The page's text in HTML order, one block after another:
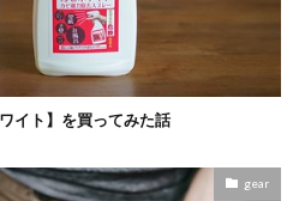
イト】を買ってみた話
gear